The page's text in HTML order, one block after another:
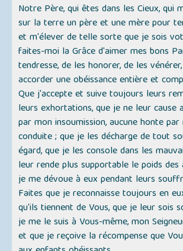
Notre Père, qui êtes dans les Cieux, qui
sur la terre un père et une mère pour
et m'élever de telle sorte que je sois
faites-moi la Grâce d'aimer mes bons
tendresse, de les honorer, de les
accorder une obéissance entière et
Que j'accepte et suive toujours leurs
leurs exhortations, que je ne leur cause
par mon insoumission, aucune honte
conduite ; que je les décharge de tout
égard, que je les console dans les
leur rende plus supportable le poids des
je me dévoue à eux pendant leurs
Faites que je reconnaisse toujours en
qu'ils tiennent de Vous, que je leur sois
je me le suis à Vous-même, mon
et que je reçoive la récompense que